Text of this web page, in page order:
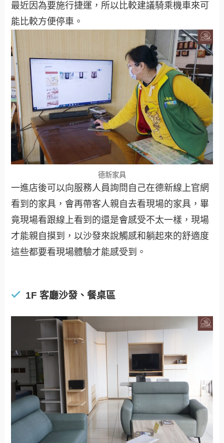
最近因為要施行捷運，所以比較建議騎乘機車來可
能比較方便停車。
德新家具
一進店後可以向服務人員詢問自己在德新線上官網
看到的家具，會再帶客人親自去看現場的家具，畢
竟現場看跟線上看到的還是會感受不太一樣，現場
才能親自摸到，以沙發來說觸感和躺起來的舒適度
這些都要看現場體驗才能感受到。
1F 客廳沙發、餐桌區